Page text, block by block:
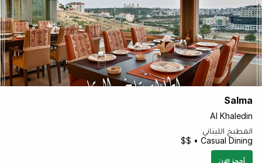
Salma
Al Khaledin
المطبخ اللبناني
Casual Dining • $$
أحجز الان